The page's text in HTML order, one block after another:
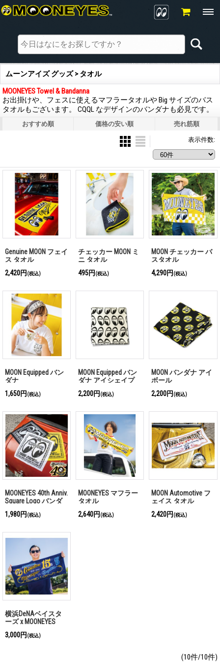
ムーンアイズ グッズ > タオル
MOONEYES Towel & Bandanna
お出掛けや、フェスに使えるマフラータオルや Big サイズのバス
タオルもございます。 CQQL なデザインのバンダナも必見です。
おすすめ順 価格の安い順 売れ筋順
表示件数:
Genuine MOON フェイ
ス タオル
2,420円 (税込)
チェッカー MOON ミ
ニ タオル
495円 (税込)
MOON チェッカー バ
スタオル
4,290円 (税込)
MOON Equipped バン
ダナ
1,650円 (税込)
MOON Equipped バン
ダナ アイシェイプ
2,200円 (税込)
MOON バンダナ アイ
ボール
2,200円 (税込)
MOONEYES 40th Anniv.
Square Logo バンダ
ナ
1,980円 (税込)
MOONEYES マフラー
タオル
2,640円 (税込)
MOON Automotive フ
ェイス タオル
2,420円 (税込)
横浜DeNAベイスタ
ーズ x MOONEYES
2026 フェイス タオ
ル
3,000円 (税込)
(10件/10件)